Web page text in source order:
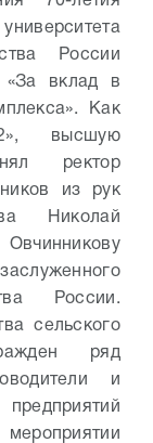
России
«За вклад в
Как
высшую
ректор
из рук
Николай
России.
сельского
ряд
и
предприятий